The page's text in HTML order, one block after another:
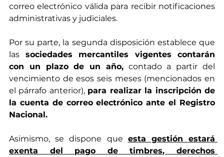
correo electrónico válida para recibir notificaciones
administrativas y judiciales.
Por su parte, la segunda disposición establece que
las sociedades mercantiles vigentes contarán
con un plazo de un año, contado a partir del
vencimiento de esos seis meses (mencionados en
el párrafo anterior), para realizar la inscripción de
la cuenta de correo electrónico ante el Registro
Nacional.
Asimismo, se dispone que esta gestión estará
exenta del pago de timbres, derechos